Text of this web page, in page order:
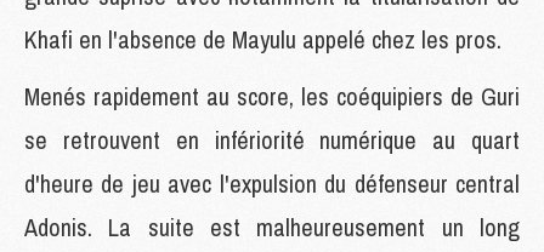
Khafi en l'absence de Mayulu appelé chez les pros.
Menés rapidement au score, les coéquipiers de Guri
se retrouvent en infériorité numérique au quart
d'heure de jeu avec l'expulsion du défenseur central
Adonis. La suite est malheureusement un long